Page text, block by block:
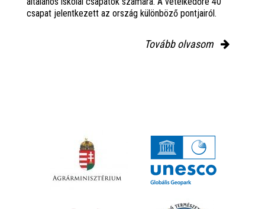
csapat jelentkezett az ország különböző pontjairól.
Tovább olvasom